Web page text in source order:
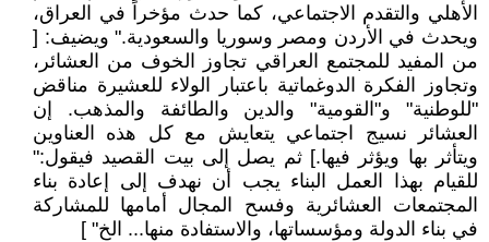
الأهلي والتقدم الاجتماعي، كما حدث مؤخراً في العراق،
ويحدث في الأردن ومصر وسوريا والسعودية." ويضيف: [
من المفيد للمجتمع العراقي تجاوز الخوف من العشائر،
وتجاوز الفكرة الدوغماتية باعتبار الولاء للعشيرة مناقض
"للوطنية" و"القومية" والدين والطائفة والمذهب. إن
العشائر نسيج اجتماعي يتعايش مع كل هذه العناوين
ويتأثر بها ويؤثر فيها.] ثم يصل إلى بيت القصيد فيقول:"
للقيام بهذا العمل البناء يجب أن نهدف إلى إعادة بناء
المجتمعات العشائرية وفسح المجال أمامها للمشاركة
في بناء الدولة ومؤسساتها، والاستفادة منها... الخ" ]